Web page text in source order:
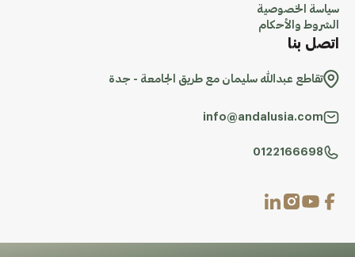
سياسة الخصوصية
الشروط والأحكام
اتصل بنا
تقاطع عبدالله سليمان مع طريق الجامعة - جدة
info@andalusia.com
0122166698